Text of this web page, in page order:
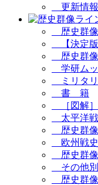
更新情報
歴史群
【決定
歴史群
学研ム
ミリタ
書 籍
［図解
太平洋
歴史群
欧州戦
歴史群
その他別
歴史群